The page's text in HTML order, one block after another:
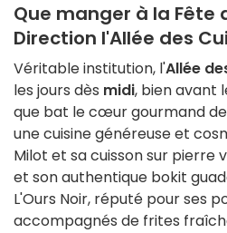
Que manger à la Fête
Direction l'Allée des
Véritable institution, l'Allée
les jours dès midi, bien avant
que bat le cœur gourmand
une cuisine généreuse et
Milot et sa cuisson sur pierre
et son authentique bokit
L'Ours Noir, réputé pour ses
accompagnés de frites